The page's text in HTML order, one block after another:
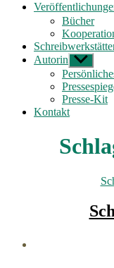
Bücher
Autorin Untermenü
anzeigen
Presse-Kit
Kontakt